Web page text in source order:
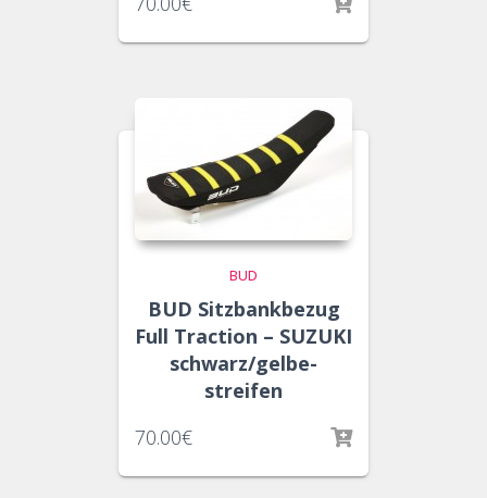
BUD
BUD Sitzbankbezug
Full Traction – SUZUKI
schwarz/gelbe-
streifen
70.00€